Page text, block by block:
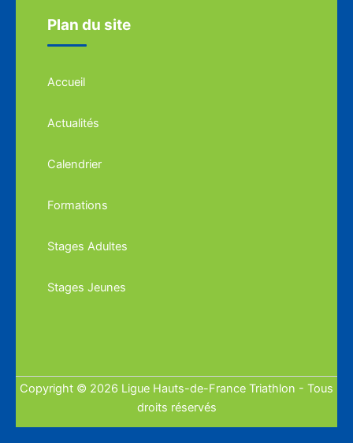
Plan du site
Accueil
Actualités
Calendrier
Formations
Stages Adultes
Stages Jeunes
Copyright © 2026 Ligue Hauts-de-France Triathlon - Tous
droits réservés